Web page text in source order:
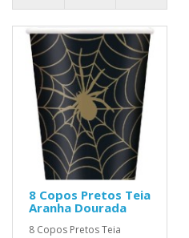
8 Copos Pretos Teia
Aranha Dourada
8 Copos Pretos Teia